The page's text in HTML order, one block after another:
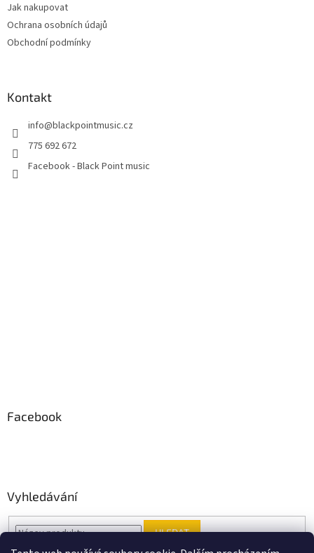
Jak nakupovat
Ochrana osobních údajů
Obchodní podmínky
Kontakt
info@blackpointmusic.cz
775 692 672
Facebook - Black Point music
Facebook
Vyhledávání
HLEDAT